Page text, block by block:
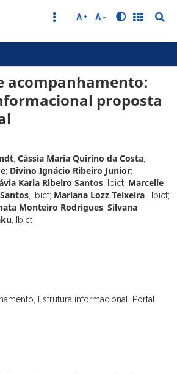
A + A -
acompanhamento:
proposta
; Cássia Maria Quirino da Costa;
; Divino Ignácio Ribeiro Junior;
Karla Ribeiro Santos, Ibict; Marcelle
, Ibict; Mariana Lozz Teixeira Ibict;
Monteiro Rodrigues; Silvana
Ibict
Estrutura informacional, Portal